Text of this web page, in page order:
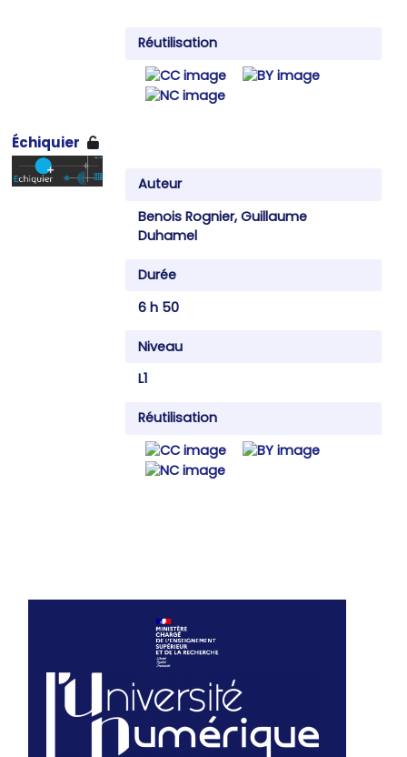
Réutilisation
Échiquier
Auteur
Benois Rognier, Guillaume
Duhamel
Durée
6 h 50
Niveau
L1
Réutilisation